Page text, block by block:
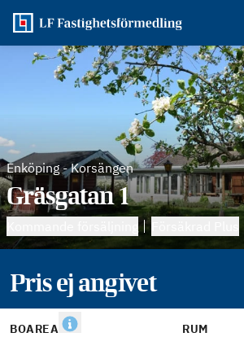
Enköping-Korsängen
Gräsgatan 1
Pris ej angivet
BOAREA
RUM